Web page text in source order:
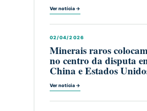
Ver notícia →
02/04/2026
Minerais raros
no centro da disputa
China e Estados
Ver notícia →